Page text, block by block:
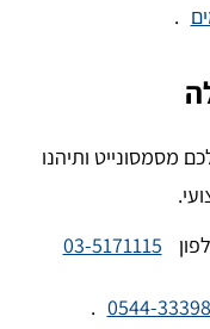
מסמסונייט ותיהנו
03-5171115
0544-